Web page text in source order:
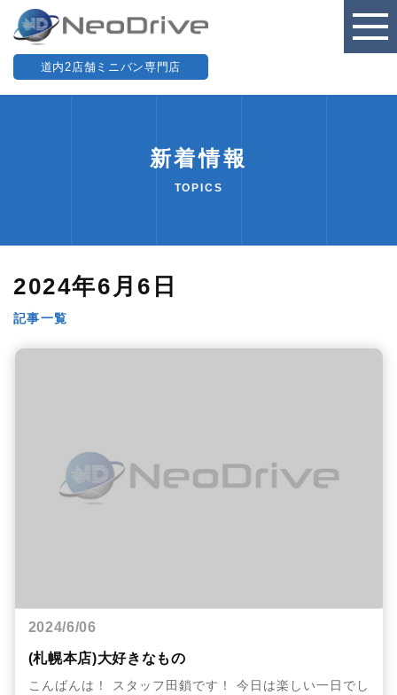
道内2店舗ミニバン専門店
新着情報
TOPICS
2024年6月6日
記事一覧
2024/6/06
(札幌本店)大好きなもの
こんばんは！ スタッフ田鎖です！ 今日は楽しい一日でし